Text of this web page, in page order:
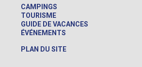
CAMPINGS
TOURISME
GUIDE DE VACANCES
ÉVÉNEMENTS
PLAN DU SITE